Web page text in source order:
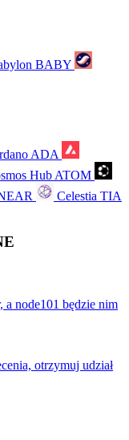
BABY
ADA
Hub ATOM
Celestia TIA
node101 będzie nim
otrzymuj udział